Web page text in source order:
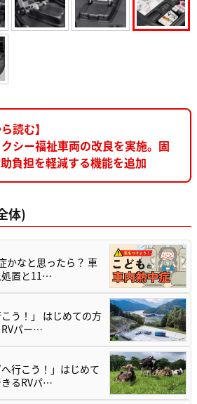
読む】
シー福祉車両の改良を実施。固
負担を軽減する機能を追加
体)
かなと思ったら？ 車
処置と11…
こう！」 はじめての方
パー…
へ行こう！」はじめて
るRVパ…